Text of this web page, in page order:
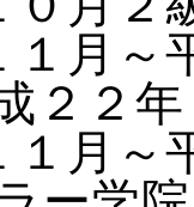
１月～
２２
１月